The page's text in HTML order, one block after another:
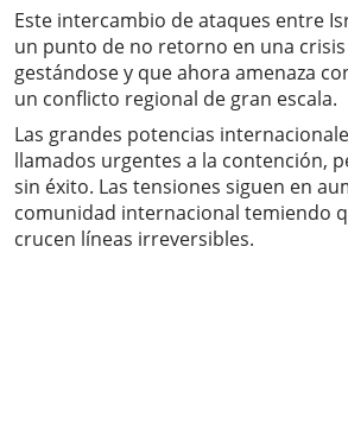
Este intercambio de ataques entre
un punto de no retorno en una
gestándose y que ahora amenaza
un conflicto regional de gran escala.
Las grandes potencias
llamados urgentes a la contención,
sin éxito. Las tensiones siguen en
comunidad internacional temiendo
crucen líneas irreversibles.